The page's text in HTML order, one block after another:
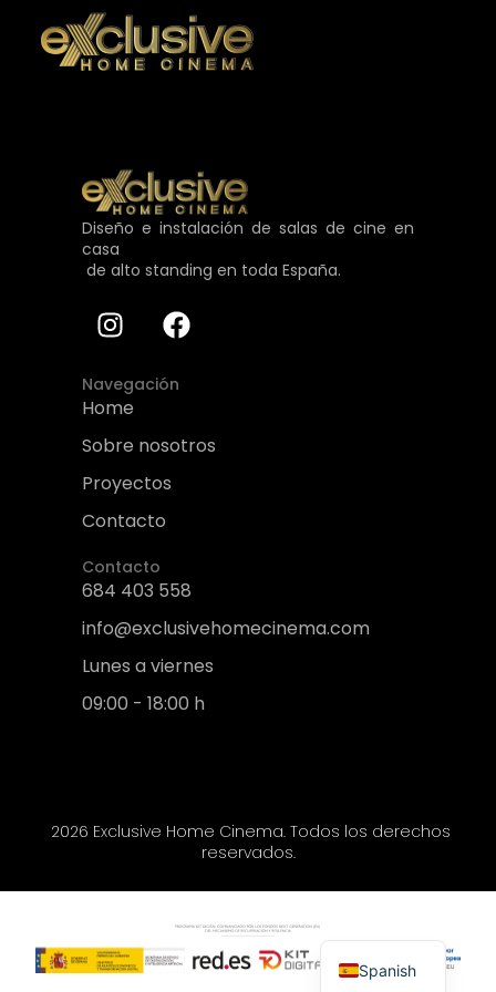
Diseño e instalación de salas de cine en
casa
de alto standing en toda España.
Navegación
Home
Sobre nosotros
Proyectos
Contacto
Contacto
684 403 558
info@exclusivehomecinema.com
Lunes a viernes
09:00 - 18:00 h
2026 Exclusive Home Cinema. Todos los derechos
reservados.
Spanish